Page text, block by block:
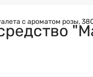
с ароматом розы,